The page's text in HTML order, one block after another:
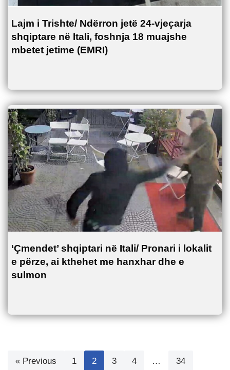
Lajm i Trishte/ Ndërron jetë 24-vjeçarja
shqiptare në Itali, foshnja 18 muajshe
mbetet jetime (EMRI)
‘Çmendet’ shqiptari në Itali/ Pronari i lokalit
e përze, ai kthehet me hanxhar dhe e
sulmon
« Previous 1 2 3 4 … 34